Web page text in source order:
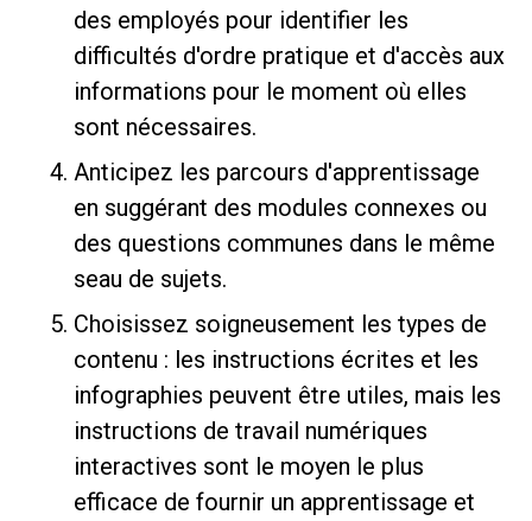
des employés pour identifier les
difficultés d'ordre pratique et d'accès aux
informations pour le moment où elles
sont nécessaires.
Anticipez les parcours d'apprentissage
en suggérant des modules connexes ou
des questions communes dans le même
seau de sujets.
Choisissez soigneusement les types de
contenu : les instructions écrites et les
infographies peuvent être utiles, mais les
instructions de travail numériques
interactives sont le moyen le plus
efficace de fournir un apprentissage et